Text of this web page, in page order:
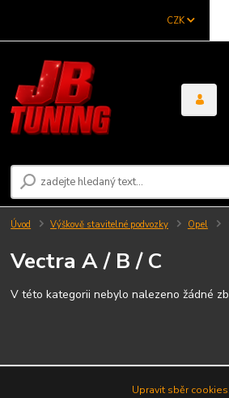
CZK
Úvod Výškově stavitelné podvozky Opel
Vectra A / B / C
V této kategorii nebylo nalezeno žádné
Upravit sběr cookies.